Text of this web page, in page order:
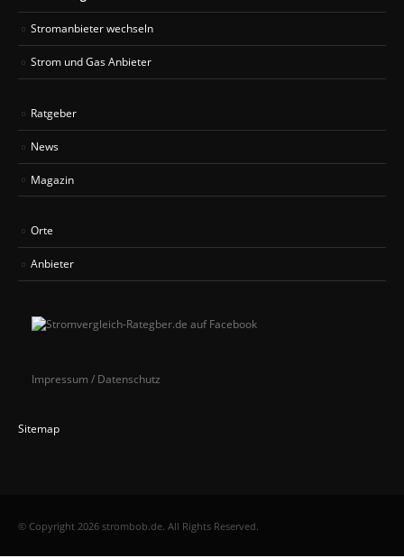
Stromanbieter wechseln
Strom und Gas Anbieter
Ratgeber
News
Magazin
Orte
Anbieter
Impressum / Datenschutz
Sitemap
© Copyright 2026 strombob.de. All Rights Reserved.